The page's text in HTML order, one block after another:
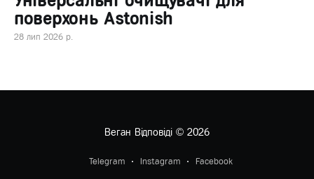
поверхонь Astonish
28 лип 2026 р.
Веган Відповіді© 2026
Telegram Instagram Facebook